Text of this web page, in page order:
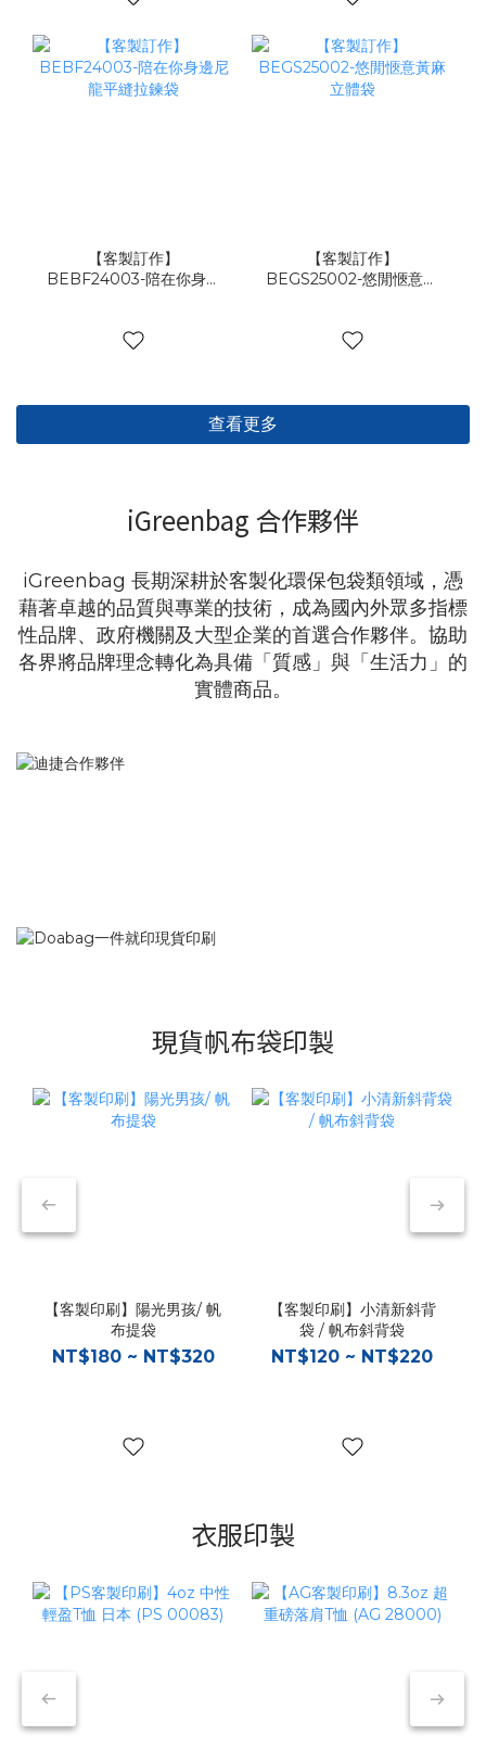
【客製訂作】
BEBF24003-陪在你身邊
【客製訂作】
BEGS25002-悠閒愜意黃
查看更多
iGreenbag 合作夥伴
iGreenbag 長期深耕於客製化環保包袋類領域，憑
藉著卓越的品質與專業的技術，成為國內外眾多指標
性品牌、政府機關及大型企業的首選合作夥伴。協助
各界將品牌理念轉化為具備「質感」與「生活力」的
實體商品。
現貨帆布袋印製
【客製印刷】陽光男孩/ 帆
布提袋
NT$180 ~ NT$320
【客製印刷】小清新斜背
袋 / 帆布斜背袋
NT$120 ~ NT$220
衣服印製